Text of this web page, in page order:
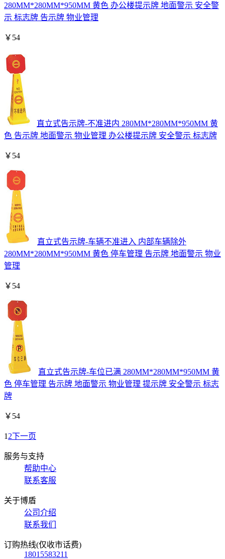
280MM*280MM*950MM 黄色 办公楼提示牌 地面警示 安全警
示 标志牌 告示牌 物业管理
￥ 54
直立式告示牌-不准进内 280MM*280MM*950MM 黄
色 告示牌 地面警示 物业管理 办公楼提示牌 安全警示 标志牌
￥ 54
直立式告示牌-车辆不准进入 内部车辆除外
280MM*280MM*950MM 黄色 停车管理 告示牌 地面警示 物业
管理
￥ 54
直立式告示牌-车位已满 280MM*280MM*950MM 黄
色 停车管理 告示牌 地面警示 物业管理 提示牌 安全警示 标志
牌
￥ 54
1 2下一页
服务与支持
帮助中心
联系客服
关于博盾
公司介绍
联系我们
订购热线(仅收市话费)
18015583211